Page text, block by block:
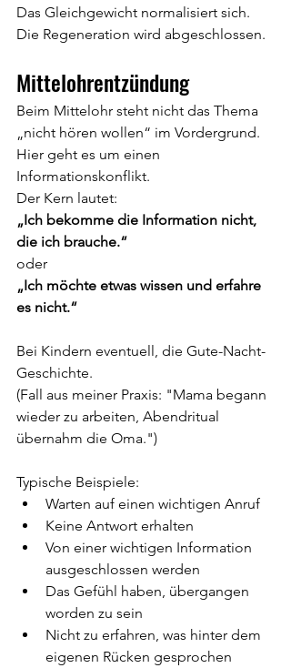
Das Gleichgewicht normalisiert sich.
Die Regeneration wird abgeschlossen.
Mittelohrentzündung
Beim Mittelohr steht nicht das Thema
„nicht hören wollen“ im Vordergrund.
Hier geht es um einen
Informationskonflikt.
Der Kern lautet:
„Ich bekomme die Information nicht,
die ich brauche.“
oder
„Ich möchte etwas wissen und erfahre
es nicht.“
Bei Kindern eventuell, die Gute-Nacht-
Geschichte.
(Fall aus meiner Praxis: "Mama begann
wieder zu arbeiten, Abendritual
übernahm die Oma.")
Typische Beispiele:
Warten auf einen wichtigen Anruf
Keine Antwort erhalten
Von einer wichtigen Information
ausgeschlossen werden
Das Gefühl haben, übergangen
worden zu sein
Nicht zu erfahren, was hinter dem
eigenen Rücken gesprochen